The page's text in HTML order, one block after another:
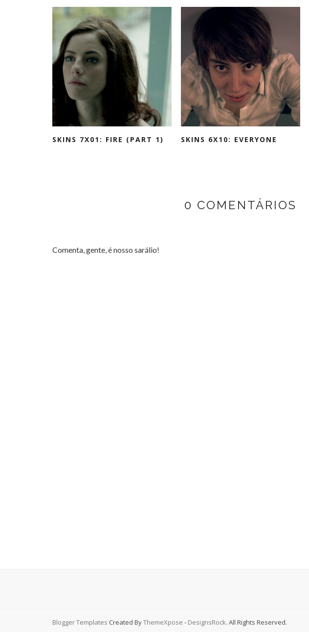
SKINS 7X01: FIRE (PART 1) SKINS 6X10: EVERYONE
0 COMENTÁRIOS
Comenta, gente, é nosso sarálio!
Blogger Templates Created ByThemeXpose - DesignsRock. All Rights Reserved.